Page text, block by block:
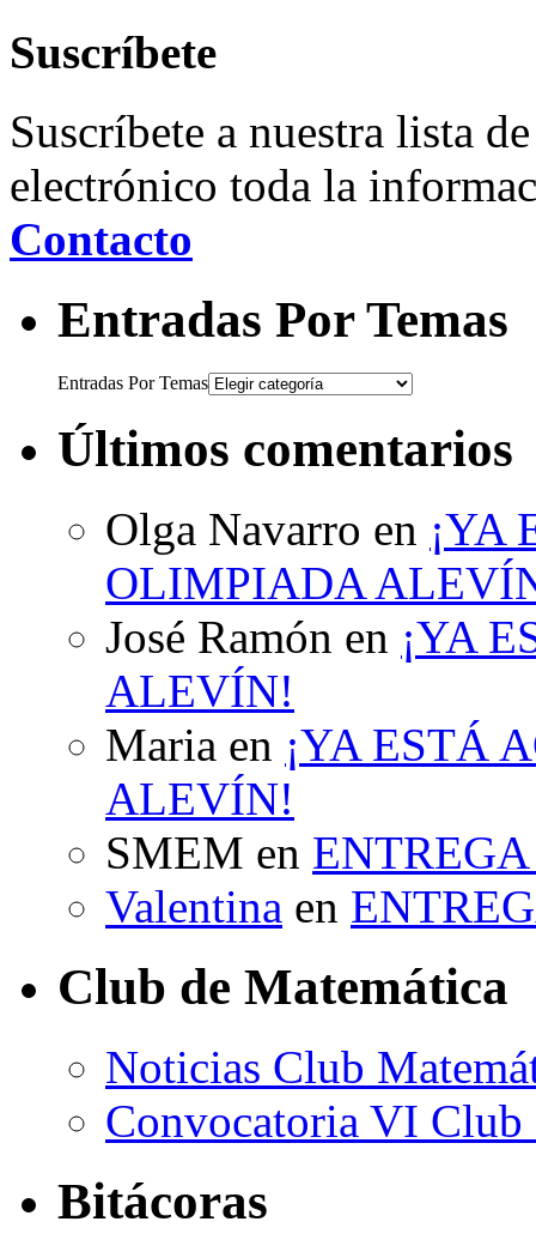
Suscríbete
Suscríbete a nuestra lista
electrónico toda la
Contacto
Entradas Por Temas
Entradas Por Temas
Últimos comentarios
Olga Navarro en ¡YA
OLIMPIADA
José Ramón en ¡YA
ALEVÍN!
Maria en ¡YA ESTÁ
ALEVÍN!
SMEM en
Valentina en
Club de Matemática
Noticias Club
Convocatoria VI Club
Bitácoras